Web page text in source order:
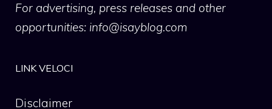
For advertising, press releases and other
opportunities: info@isayblog.com
LINK VELOCI
Disclaimer